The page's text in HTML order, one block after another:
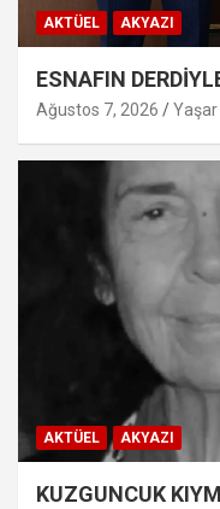
AKTÜEL AKYAZI
ESNAFIN
Ağustos 7, 2026
AKTÜEL AKYAZI
KUZGUNCUK